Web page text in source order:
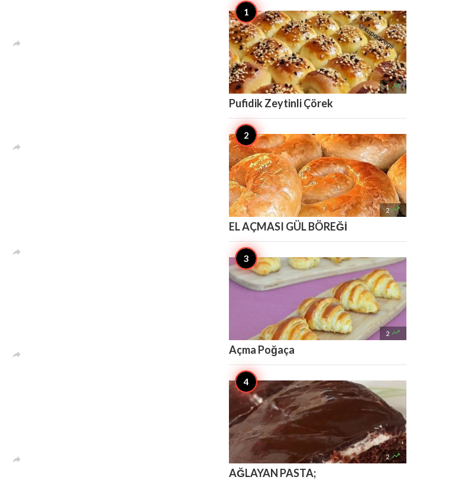





1 
Pufidik Zeytinli Çörek
2 
EL AÇMASI GÜL BÖREĞİ
2 
Açma Poğaça
2 
AĞLAYAN PASTA;